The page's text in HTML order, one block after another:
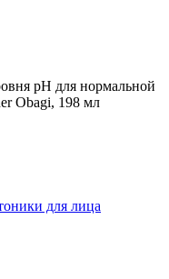
pH для нормальной
Obagi, 198 мл
для лица